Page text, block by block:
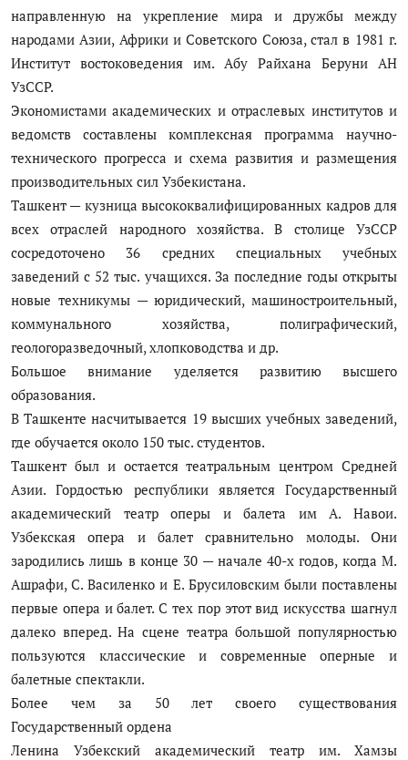
направленную на укрепление мира и дружбы между
народами Азии, Африки и Советского Союза, стал в 1981 г.
Институт востоковедения им. Абу Райхана Беруни АН
УзССР.
Экономистами академических и отраслевых институтов и
ведомств составлены комплексная программа научно-
технического прогресса и схема развития и размещения
производительных сил Узбекистана.
Ташкент — кузница высококвалифицированных кадров для
всех отраслей народного хозяйства. В столице УзССР
сосредоточено 36 средних специальных учебных
заведений с 52 тыс. учащихся. За последние годы открыты
новые техникумы — юридический, машиностроительный,
коммунального хозяйства, полиграфический,
геологоразведочный, хлопководства и др.
Большое внимание уделяется развитию высшего
образования.
В Ташкенте насчитывается 19 высших учебных заведений,
где обучается около 150 тыс. студентов.
Ташкент был и остается театральным центром Средней
Азии. Гордостью республики является Государственный
академический театр оперы и балета им А. Навои.
Узбекская опера и балет сравнительно молоды. Они
зародились лишь в конце 30 — начале 40-х годов, когда М.
Ашрафи, С. Василенко и Е. Брусиловским были поставлены
первые опера и балет. С тех пор этот вид искусства шагнул
далеко вперед. На сцене театра большой популярностью
пользуются классические и современные оперные и
балетные спектакли.
Более чем за 50 лет своего существования
Государственный ордена
Ленина Узбекский академический театр им. Хамзы